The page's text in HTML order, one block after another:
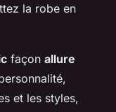
la robe en
façon allure
et les styles,